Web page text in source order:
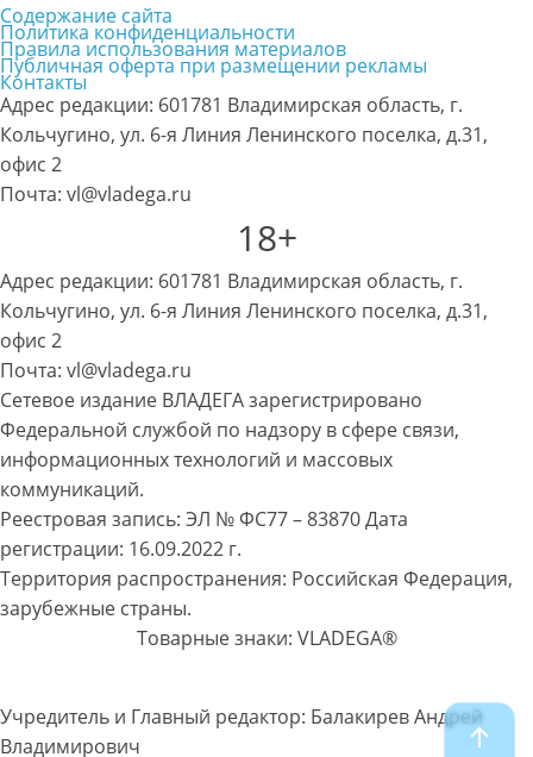
Содержание сайта
Политика конфиденциальности
Правила использования материалов
Публичная оферта при размещении рекламы
Контакты
Адрес редакции: 601781 Владимирская область, г.
Кольчугино, ул. 6-я Линия Ленинского поселка, д.31,
офис 2
Почта: vl@vladega.ru
18+
Адрес редакции: 601781 Владимирская область, г.
Кольчугино, ул. 6-я Линия Ленинского поселка, д.31,
офис 2
Почта: vl@vladega.ru
Сетевое издание ВЛАДЕГА зарегистрировано
Федеральной службой по надзору в сфере связи,
информационных технологий и массовых
коммуникаций.
Реестровая запись: ЭЛ № ФС77 – 83870 Дата
регистрации: 16.09.2022 г.
Территория распространения: Российская Федерация,
зарубежные страны.
Товарные знаки: VLADEGA®
Учредитель и Главный редактор: Балакирев Андрей
Владимирович